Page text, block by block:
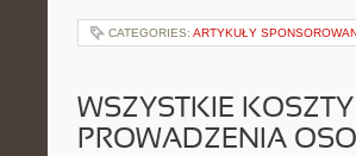
CATEGORIES: ARTYKUŁY
WSZYSTKIE
PROWADZENIA